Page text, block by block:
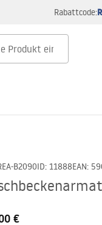
Rabattcode:
B2090ID: 11888EAN:
€